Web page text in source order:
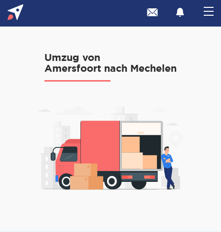
Umzug von
Amersfoort nach Mechelen